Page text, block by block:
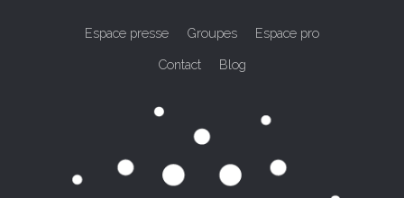
Espace presse Groupes Espace pro
Contact Blog